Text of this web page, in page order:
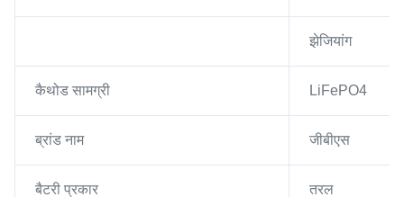
झेजियांग
कैथोड सामग्री LiFePO4
ब्रांड नाम जीबीएस
बैटरी प्रकार तरल